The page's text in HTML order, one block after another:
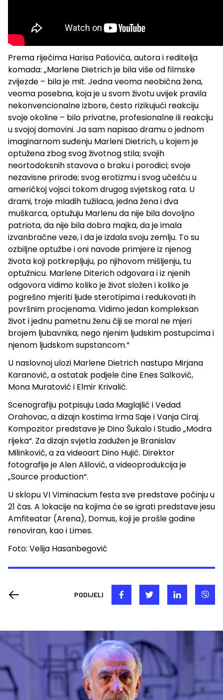
Prema riječima Harisa Pašovića, autora i reditelja
komada: „Marlene Dietrich je bila više od filmske
zvijezde – bila je mit. Jedna veoma neobična žena,
veoma posebna, koja je u svom životu uvijek pravila
nekonvencionalne izbore, često rizikujući reakciju
svoje okoline – bilo privatne, profesionalne ili reakciju
u svojoj domovini. Ja sam napisao dramu o jednom
imaginarnom suđenju Marleni Dietrich, u kojem je
optužena zbog svog životnog stila; svojih
neortodoksnih stavova o braku i porodici; svoje
nezavisne prirode; svog erotizmu i svog učešću u
američkoj vojsci tokom drugog svjetskog rata. U
drami, troje mladih tužilaca, jedna žena i dva
muškarca, optužuju Marlenu da nije bila dovoljno
patriota, da nije bila dobra majka, da je imala
izvanbračne veze, i da je izdala svoju zemlju. To su
ozbiljne optužbe i oni navode primjere iz njenog
života koji potkrepljuju, po njihovom mišljenju, tu
optužnicu. Marlene Diterich odgovara i iz njenih
odgovora vidimo koliko je život složen i koliko je
pogrešno mjeriti ljude sterotipima i redukovati ih
površnim procjenama. Vidimo jedan kompleksan
život i jednu pametnu ženu čiji se moral ne mjeri
brojem ljubavnika, nego njenim ljudskim postupcima i
njenom ljudskom supstancom.“
U naslovnoj ulozi Marlene Dietrich nastupa Mirjana
Karanović, a ostatak podjele čine Enes Salković,
Mona Muratović i Elmir Krivalić.
Scenografiju potpisuju Lada Maglajlić i Vedad
Orahovac, a dizajn kostima Irma Saje i Vanja Ciraj.
Kompozitor predstave je Dino Šukalo i Studio „Modra
rijeka“. Za dizajn svjetla zadužen je Branislav
Milinković, a za videoart Dino Hujić. Direktor
fotografije je Alen Alilović, a videoprodukcija je
„Source production“.
U sklopu VI Viminacium festa sve predstave počinju u
21 čas. A lokacije na kojima će se igrati predstave jesu
Amfiteatar (Arena), Domus, koji je prošle godine
renoviran, kao i Limes.
Foto: Velija Hasanbegović
PODIJELI